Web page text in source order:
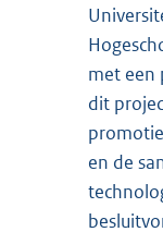
met een
dit
en de